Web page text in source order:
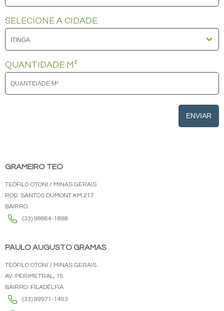
SELECIONE A CIDADE
QUANTIDADE M²
ENVIAR
GRAMEIRO TEO
TEÓFILO OTONI / MINAS GERAIS
ROD. SANTOS DUMONT KM 217
BAIRRO:
(33) 98864-1898
PAULO AUGUSTO GRAMAS
TEÓFILO OTONI / MINAS GERAIS
AV. PERIMETRAL, 15
BAIRRO: FILADÉLFIA
(33) 99971-1493